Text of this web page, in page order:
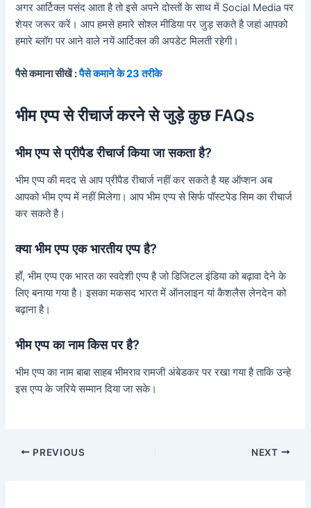
अगर आर्टिक्ल पसंद आता है तो इसे अपने दोस्तों के साथ में Social Media पर
शेयर जरूर करें। आप हमसे हमारे सोश्ल मीडिया पर जुड़ सकते है जहां आपको
हमारे ब्लॉग पर आने वाले नयें आर्टिक्ल की अपडेट मिलती रहेगी।
पैसे कमाना सीखें :पैसे कमाने के 23 तरीके
भीम एप्प से रीचार्ज करने से जुड़े कुछ FAQs
भीम एप्प से प्रीपैड रीचार्ज किया जा सकता है?
भीम एप्प की मदद से आप प्रीपैड रीचार्ज नहीं कर सकते है यह ऑप्शन अब
आपको भीम एप्प में नहीं मिलेगा। आप भीम एप्प से सिर्फ पॉस्टपेड सिम का रीचार्ज
कर सकते है।
क्या भीम एप्प एक भारतीय एप्प है?
हाँ, भीम एप्प एक भारत का स्वदेशी एप्प है जो डिजिटल इंडिया को बढ़ावा देने के
लिए बनाया गया है। इसका मकसद भारत में ऑनलाइन यां कैशलैस लेनदेन को
बढ़ाना है।
भीम एप्प का नाम किस पर है?
भीम एप्प का नाम बाबा साहब भीमराव रामजी अंबेडकर पर रखा गया है ताकि उन्हे
इस एप्प के जरिये सम्मान दिया जा सके।
PREVIOUS NEXT